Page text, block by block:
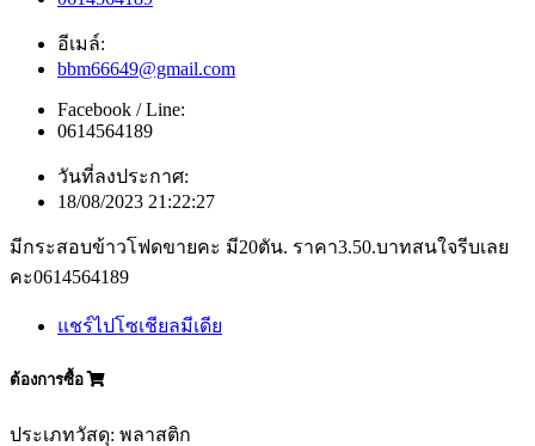
อีเมล์:
bbm66649@gmail.com
Facebook / Line:
0614564189
วันที่ลงประกาศ:
18/08/2023 21:22:27
มีกระสอบข้าวโฟดขายคะ มี20ตัน. ราคา3.50.บาทสนใจรีบเลย
คะ0614564189
แชร์ไปโซเชียลมีเดีย
ต้องการซื้อ
ประเภทวัสดุ: พลาสติก